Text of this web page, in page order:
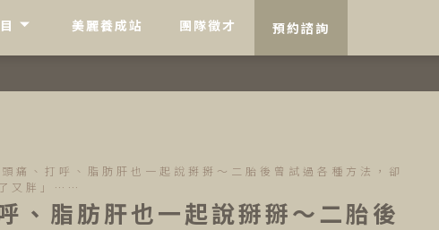
美麗養成站 團隊徵才 預約諮詢
痛、打呼、脂肪肝也一起說掰掰～二胎後曾試過各種方法，卻
又胖」……
脂肪肝也一起說掰掰～二胎後